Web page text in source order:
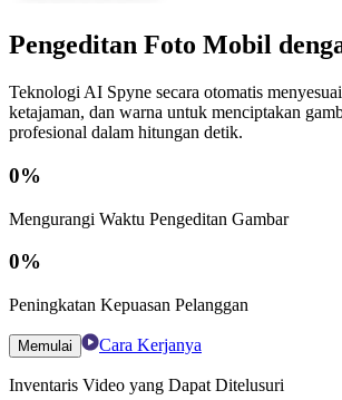
Pengeditan Foto Mobil
Teknologi AI Spyne secara otomatis
ketajaman, dan warna untuk menciptakan
profesional dalam hitungan detik.
0%
Mengurangi Waktu Pengeditan Gambar
0%
Peningkatan Kepuasan Pelanggan
Memulai Cara Kerjanya
Inventaris Video yang Dapat Ditelusuri